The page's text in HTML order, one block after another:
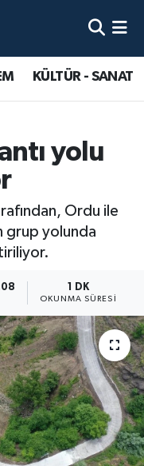
KÜLTÜR - SANAT
yolu
Ordu ile
grup yolunda
1 DK
OKUNMA SÜRESI